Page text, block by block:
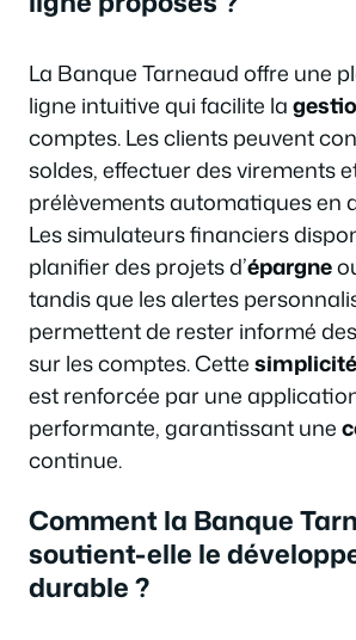
La Banque Tarneaud offre une
ligne intuitive qui facilite la
comptes. Les clients peuvent
soldes, effectuer des virements
prélèvements automatiques en
Les simulateurs financiers
planifier des projets d’épargne
tandis que les alertes
permettent de rester informé
sur les comptes. Cettesimplicité
est renforcée par une
performante, garantissant une
continue.
Comment la Banque
soutient-elle le
durable ?